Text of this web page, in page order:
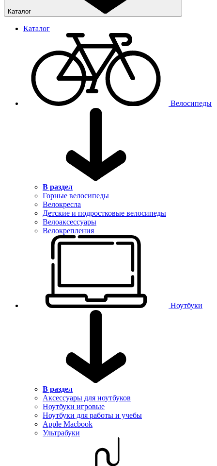
Каталог
Каталог
Велосипеды
В раздел
Горные велосипеды
Велокресла
Детские и подростковые велосипеды
Велоаксессуары
Велокрепления
Ноутбуки
В раздел
Аксессуары для ноутбуков
Ноутбуки игровые
Ноутбуки для работы и учебы
Apple Macbook
Ультрабуки